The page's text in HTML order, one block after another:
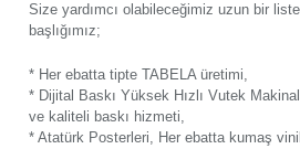
Size yardımcı olabileceğimiz uzun bir
başlığımız;
* Her ebatta tipte TABELA üretimi,
* Dijital Baskı Yüksek Hızlı Vutek
ve kaliteli baskı hizmeti,
* Atatürk Posterleri, Her ebatta kumaş